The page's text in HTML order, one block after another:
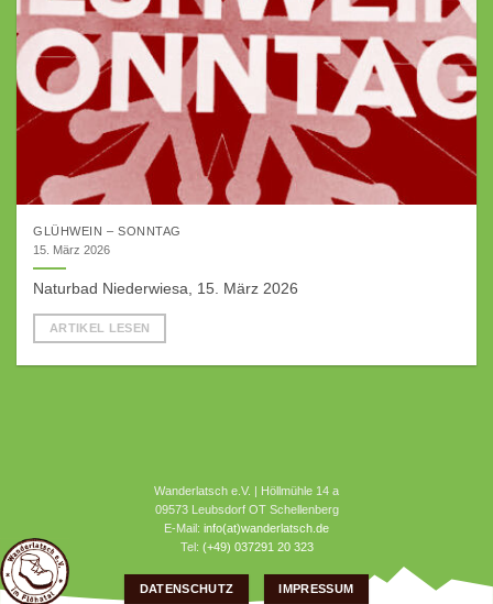
GLÜHWEIN – SONNTAG
15. März 2026
Naturbad Niederwiesa, 15. März 2026
ARTIKEL LESEN
Wanderlatsch e.V. | Höllmühle 14 a
09573 Leubsdorf OT Schellenberg
E-Mail: info(at)wanderlatsch.de
Tel: (+49) 037291 20 323
DATENSCHUTZ IMPRESSUM